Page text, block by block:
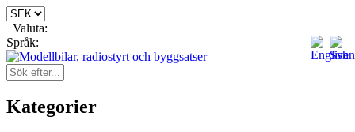
Valuta:
Språk:
Kategorier